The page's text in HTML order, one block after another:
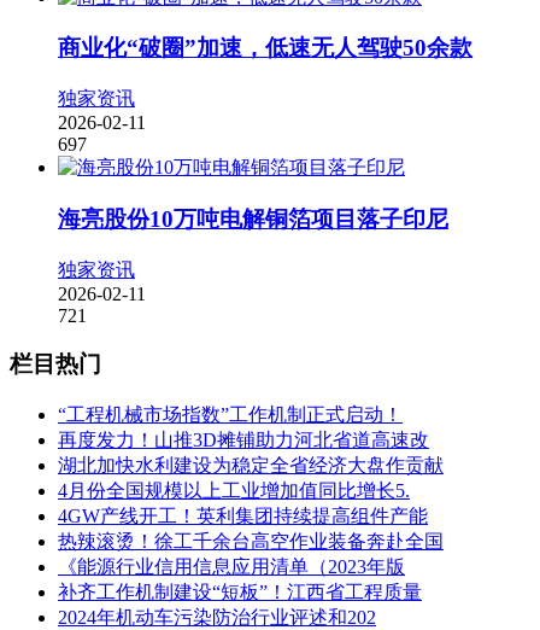
商业化“破圈”加速，低速无人驾驶50余款
独家资讯
2026-02-11
697
海亮股份10万吨电解铜箔项目落子印尼
独家资讯
2026-02-11
721
栏目热门
“工程机械市场指数”工作机制正式启动！
再度发力！山推3D摊铺助力河北省道高速改
湖北加快水利建设为稳定全省经济大盘作贡献
4月份全国规模以上工业增加值同比增长5.
4GW产线开工！英利集团持续提高组件产能
热辣滚烫！徐工千余台高空作业装备奔赴全国
《能源行业信用信息应用清单（2023年版
补齐工作机制建设“短板”！江西省工程质量
2024年机动车污染防治行业评述和202